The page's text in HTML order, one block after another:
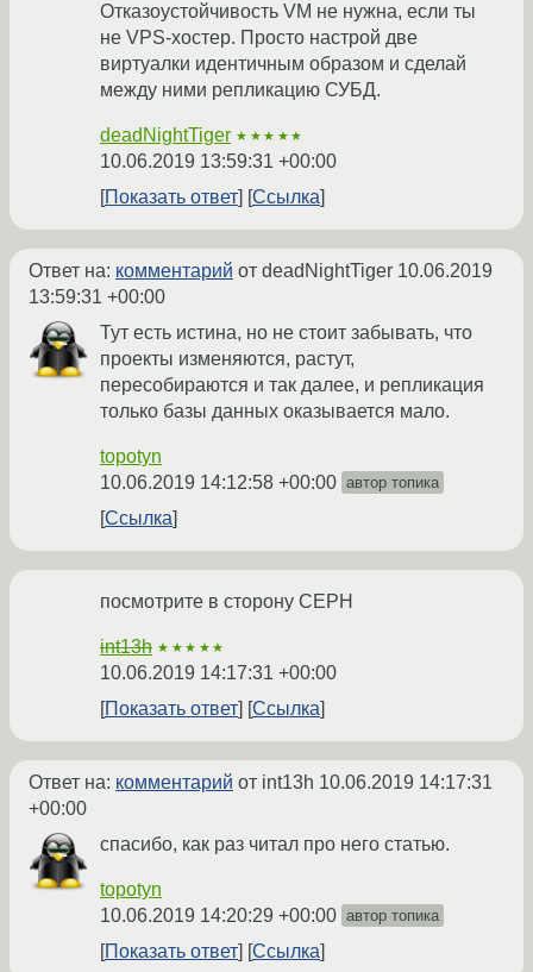
Отказоустойчивость VM не нужна, если ты
не VPS-хостер. Просто настрой две
виртуалки идентичным образом и сделай
между ними репликацию СУБД.
deadNightTiger ★★★★★
10.06.2019 13:59:31 +00:00
Показать ответ
Ссылка
Ответ на: комментарий от deadNightTiger 10.06.2019
13:59:31 +00:00
Тут есть истина, но не стоит забывать, что
проeкты изменяются, растут,
пересобираются и так далее, и репликация
только базы данных оказывается мало.
topotyn
10.06.2019 14:12:58 +00:00 автор топика
Ссылка
посмотрите в сторону CEPH
int13h ★★★★★
10.06.2019 14:17:31 +00:00
Показать ответ
Ссылка
Ответ на: комментарий от int13h 10.06.2019 14:17:31
+00:00
спасибо, как раз читал про него статью.
topotyn
10.06.2019 14:20:29 +00:00 автор топика
Показать ответ Ссылка